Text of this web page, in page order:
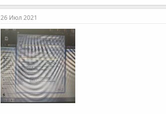
26 Июл 2021